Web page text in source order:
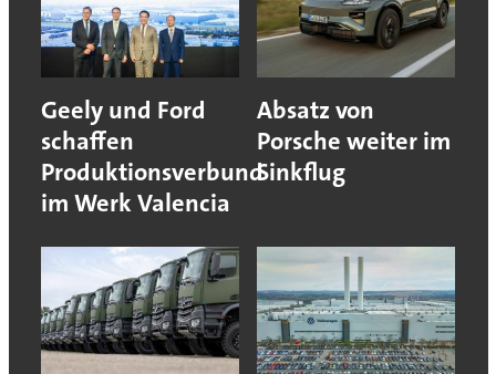
Geely und Ford
schaffen
Produktionsverbund
im Werk Valencia
Absatz von
Porsche weiter im
Sinkflug